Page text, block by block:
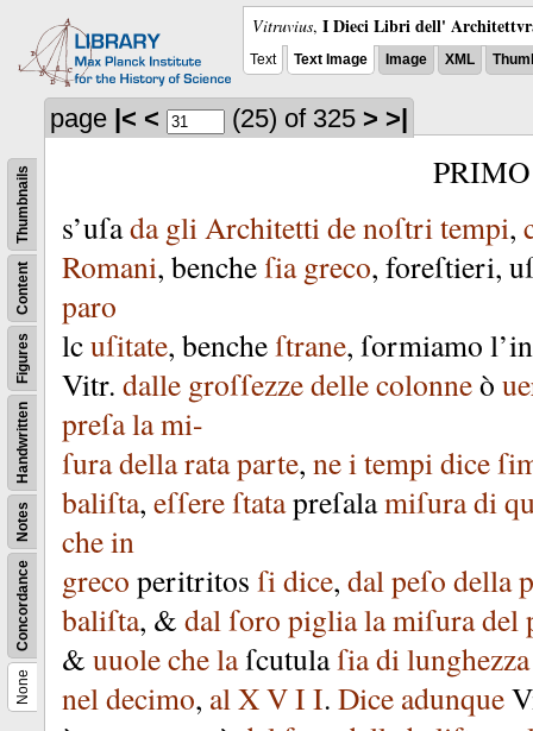
Vitruvius, I Dieci Libri dell'
Text Text Image Image XML
None
Concordance
Notes
Handwritten
Figures
Content
Thumbnails
page |< < (25) of 325 > >|
PRIMO
s’uſada gliArchitettidenoſtritempi,
Romani, bencheſia greco, foreſtieri,
paro
lcuſitate, bencheſtrane, ſormiamo
Vitr. dalle groſſezzedellecolonneò
preſalami-
ſuradellarataparte, neitempidice
baliſta, eſſereſtatapreſalamiſuradi
chein
greco peritritos ſidice, dalpeſo della
baliſta, & dalſoro piglialamiſuradel
& uuolechelaſcutulaſiadilunghezza
neldecimo, alXVI I. Dice adunque